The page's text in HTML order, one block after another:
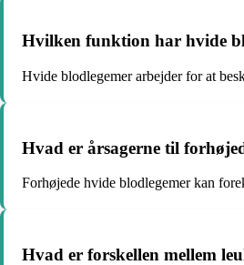
Hvilken funktion har hvide
Hvide blodlegemer arbejder for at
Hvad er årsagerne til
Forhøjede hvide blodlegemer kan
Hvad er forskellen mellem